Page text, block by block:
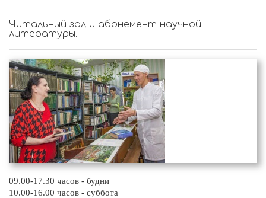
Читальный зал и абонемент научной
литературы.
09.00-17.30 часов - будни
10.00-16.00 часов - суббота